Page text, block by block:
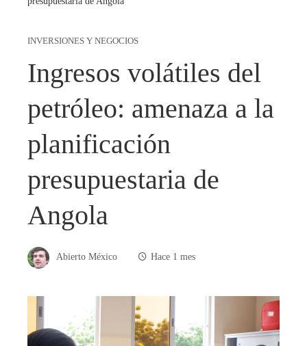
INVERSIONES Y NEGOCIOS
Ingresos volátiles del
petróleo: amenaza a la
planificación
presupuestaria de
Angola
Abierto México Hace 1 mes